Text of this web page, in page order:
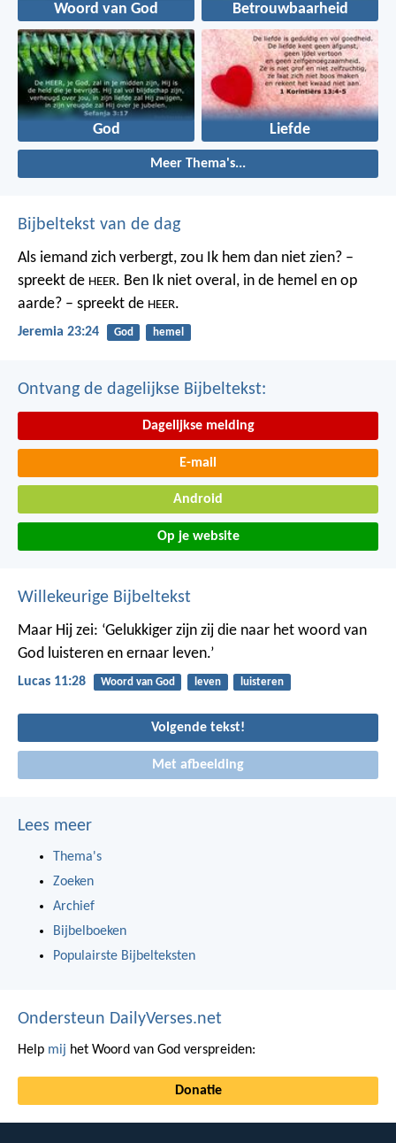
Woord van God Betrouwbaarheid
God Liefde
Meer Thema's...
Bijbeltekst van de dag
Als iemand zich verbergt, zou Ik hem dan niet zien? –
spreekt de HEER. Ben Ik niet overal, in de hemel en op
aarde? – spreekt de HEER.
Jeremia 23:24 God hemel
Ontvang de dagelijkse Bijbeltekst:
Dagelijkse melding
E-mail
Android
Op je website
Willekeurige Bijbeltekst
Maar Hij zei: ‘Gelukkiger zijn zij die naar het woord van
God luisteren en ernaar leven.’
Lucas 11:28 Woord van God leven luisteren
Volgende tekst!
Met afbeelding
Lees meer
Thema's
Zoeken
Archief
Bijbelboeken
Populairste Bijbelteksten
Ondersteun DailyVerses.net
Help mij het Woord van God verspreiden:
Donatie